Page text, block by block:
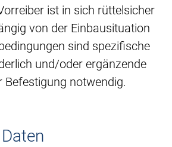
ist in sich rüttelsicher
von der Einbausituation
sind spezifische
und/oder ergänzende
notwendig.